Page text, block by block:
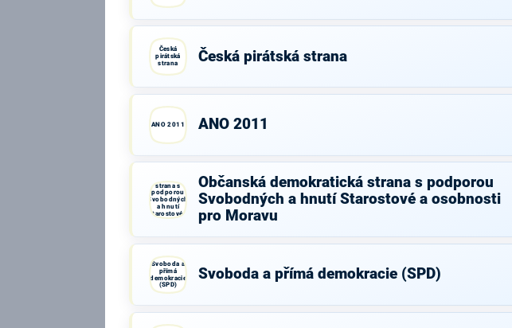
Česká
pirátská
strana
Česká pirátská strana
ANO 2011 ANO 2011
strana s
podporou
Svobodných
a hnutí
Starostové a
osobnosti
Občanská demokratická strana s podporou
Svobodných a hnutí Starostové a osobnosti
pro Moravu
Svoboda a
přímá
demokracie
(SPD)
Svoboda a přímá demokracie (SPD)